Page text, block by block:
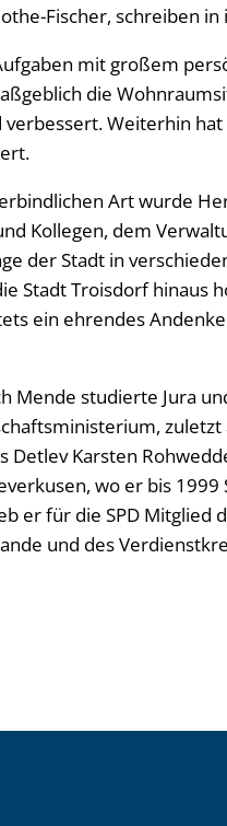
Fischer, schreiben
mit großem
die
Weiterhin
Art wurde
Kollegen, dem
der Stadt in
Stadt Troisdorf hinaus
ein ehrendes
Mende studierte Jura
Karsten
wo er bis
er für die SPD Mitglied
und des